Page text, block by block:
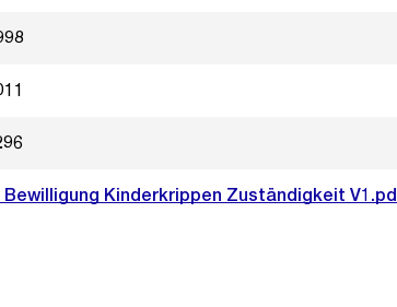
Bewilligung Kinderkrippen Zuständigkeit